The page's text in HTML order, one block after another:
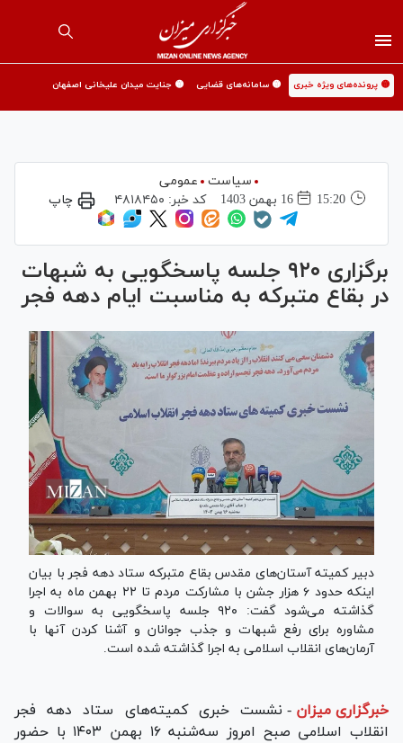
🟡 پرونده‌های ویژه خبری 🟡 سامانه‌های قضایی 🟡 جنایت میدان علیخانی اصفهان
سیاست
عمومی
15:20
16 بهمن 1403 کد خبر: ۴۸۱۸۴۵۰ چاپ
برگزاری ۹۲۰ جلسه پاسخگویی به شبهات
در بقاع متبرکه به مناسبت ایام دهه فجر
دبیر کمیته آستان‌های مقدس بقاع متبرکه ستاد دهه فجر با بیان
اینکه حدود ۶ هزار جشن با مشارکت مردم تا ۲۲ بهمن ماه به اجرا
گذاشته می‌شود گفت: ۹۲۰ جلسه پاسخگویی به سوالات و
مشاوره برای رفع شبهات و جذب جوانان و آشنا کردن آنها با
آرمان‌های انقلاب اسلامی به اجرا گذاشته شده است.
خبرگزاری میزان - نشست خبری کمیته‌های ستاد دهه فجر
انقلاب اسلامی صبح امروز سه‌شنبه ۱۶ بهمن ۱۴۰۳ با حضور